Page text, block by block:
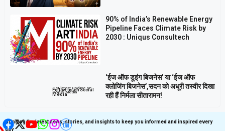
90% of India’s Renewable Energy
Pipeline Faces Climate Risk by
2030 : Uniqus Consultech
‘ईज ऑफ डूइंग बिजनेस’ या ‘ईज ऑफ
क्लोजिंग बिजनेस’,सदन को अधूरी तस्वीर दिखा
रही हैं निर्मला सीतारामन!
Bringing the latest news, stories, and insights to keep you informed and inspired every
day
Follow us on Social
Media
Get latest update on
Social Media